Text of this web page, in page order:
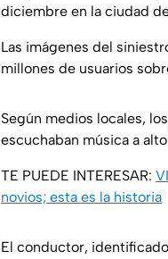
diciembre en la ciudad
Las imágenes del
millones de usuarios
Según medios locales,
escuchaban música a
TE PUEDE INTERESAR:
novios; esta es la historia
El conductor,